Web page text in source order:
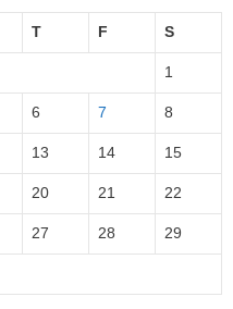
T F S
1
6 7 8
13 14 15
20 21 22
27 28 29